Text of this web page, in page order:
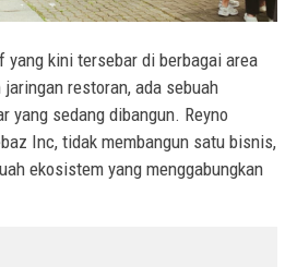
kini tersebar di berbagai area
restoran, ada sebuah
yang sedang dibangun. Reyno
Inc, tidak membangun satu bisnis,
ekosistem yang menggabungkan